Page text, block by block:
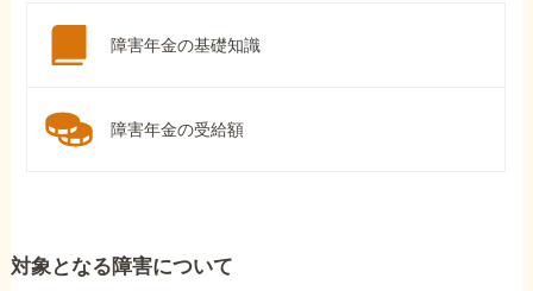
障害年金の基礎知識
障害年金の受給額
対象となる障害について